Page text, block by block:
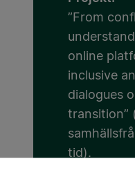
”From
online
inclusive
dialogues
transition”
tid).